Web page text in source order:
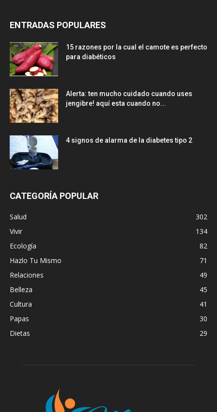
ENTRADAS POPULARES
15 razones por la cual el camote es perfecto
para diabéticos
Alerta: ten mucho cuidado cuando uses
jengibre! aquí esta cuando no...
4 signos de alarma de la diabetes tipo 2
CATEGORÍA POPULAR
Salud
302
Vivir
134
Ecología
82
Hazlo Tu Mismo
71
Relaciones
49
Belleza
45
Cultura
41
Papas
30
Dietas
29